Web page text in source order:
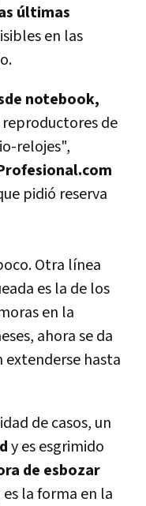
últimas
en las
notebook,
reproductores de
relojes",
pidió reserva
Otra línea
es la de los
en la
ahora se da
extenderse hasta
de casos, un
y es esgrimido
de esbozar
es la forma en la